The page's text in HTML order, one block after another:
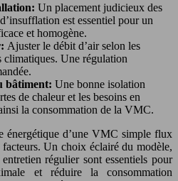
Un placement judicieux des
est essentiel pour un
et homogène.
Ajuster le débit d’air selon les
climatiques. Une régulation
bâtiment: Une bonne isolation
de chaleur et les besoins en
la consommation de la VMC.
énergétique d’une VMC simple flux
Un choix éclairé du modèle,
régulier sont essentiels pour
et réduire la consommation